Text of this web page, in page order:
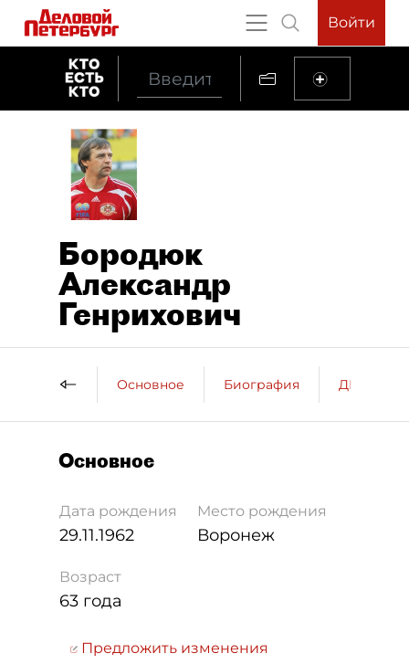
Войти
Бородюк
Александр
Генрихович
Основное Биография ДП о
Основное
Дата рождения
29.11.1962
Место рождения
Воронеж
Возраст
63 года
Предложить изменения